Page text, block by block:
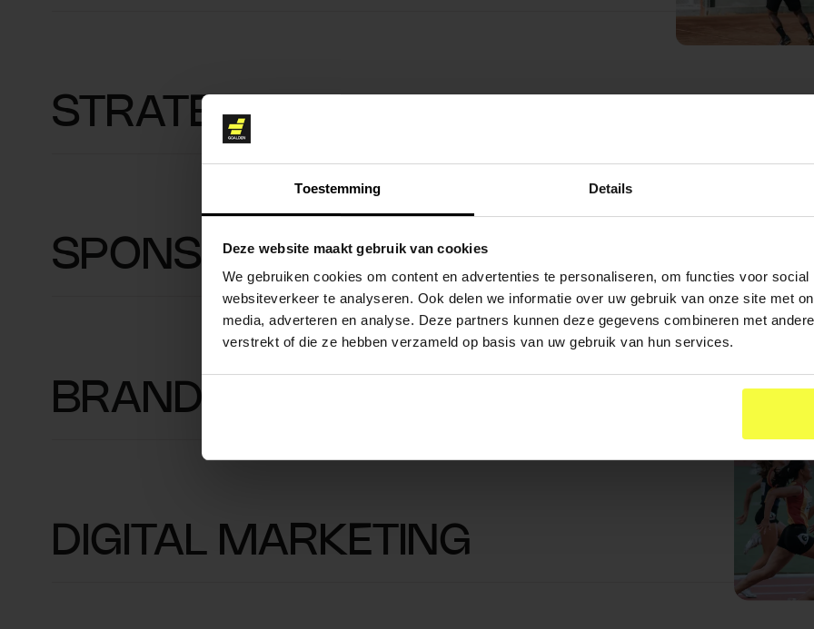
Toestemming Details
Deze website maakt gebruik van cookies
We gebruiken cookies om content en advertenties te personaliseren, om functies voor
websiteverkeer te analyseren. Ook delen we informatie over uw gebruik van onze site met
media, adverteren en analyse. Deze partners kunnen deze gegevens combineren met
verstrekt of die ze hebben verzameld op basis van uw gebruik van hun services.
STRATEGIE
SPONSORSHIPS
BRAND ACTIVATION
DIGITAL MARKETING